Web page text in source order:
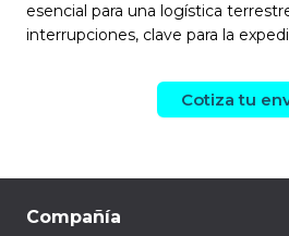
esencial para una logística
interrupciones, clave para la
Cotiza tu
Compañía